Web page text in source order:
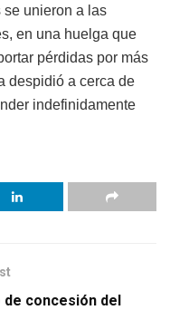
se unieron a las
en una huelga que
pérdidas por más
despidió a cerca de
indefinidamente
concesión del